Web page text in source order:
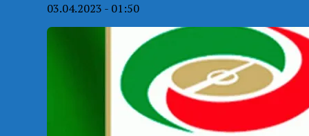
03.04.2023 - 01:50